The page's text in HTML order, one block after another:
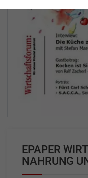
EPAPER
NAHRUNG